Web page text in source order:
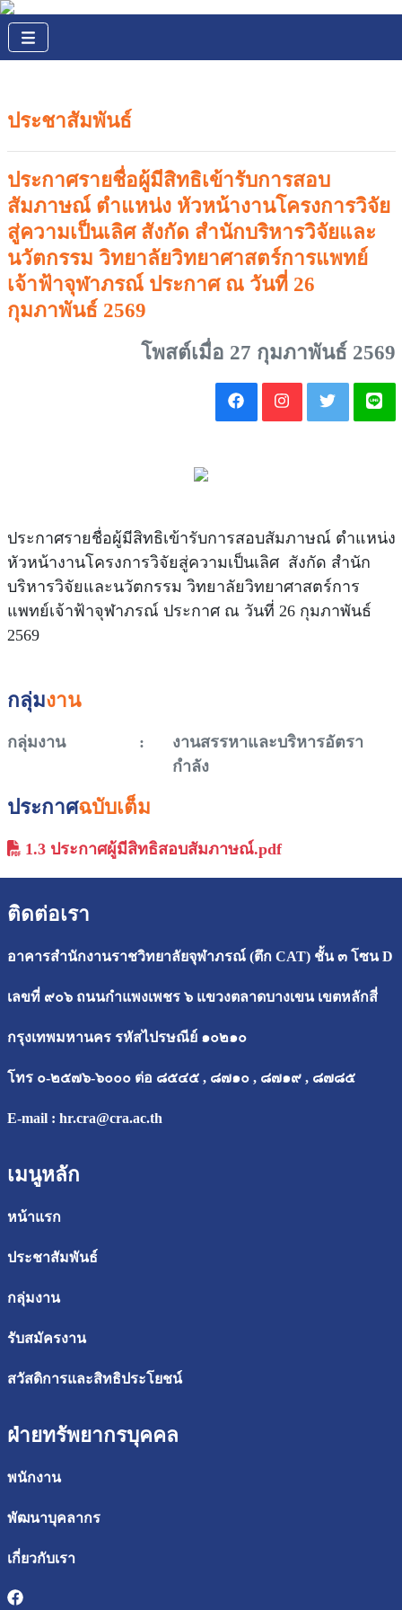
ประชาสัมพันธ์
ประกาศรายชื่อผู้มีสิทธิเข้ารับการสอบ
สัมภาษณ์ ตำแหน่ง หัวหน้างานโครงการวิจัย
สู่ความเป็นเลิศ สังกัด สำนักบริหารวิจัยและ
นวัตกรรม วิทยาลัยวิทยาศาสตร์การแพทย์
เจ้าฟ้าจุฬาภรณ์ ประกาศ ณ วันที่ 26
กุมภาพันธ์ 2569
โพสต์เมื่อ 27 กุมภาพันธ์ 2569
ประกาศรายชื่อผู้มีสิทธิเข้ารับการสอบสัมภาษณ์ ตำแหน่ง
หัวหน้างานโครงการวิจัยสู่ความเป็นเลิศ สังกัด สำนัก
บริหารวิจัยและนวัตกรรม วิทยาลัยวิทยาศาสตร์การ
แพทย์เจ้าฟ้าจุฬาภรณ์ ประกาศ ณ วันที่ 26 กุมภาพันธ์
2569
กลุ่มงาน
กลุ่มงาน :
งานสรรหาและบริหารอัตรา
กำลัง
ประกาศฉบับเต็ม
1.3 ประกาศผู้มีสิทธิสอบสัมภาษณ์.pdf
ติดต่อเรา
อาคารสำนักงานราชวิทยาลัยจุฬาภรณ์ (ตึก CAT) ชั้น ๓ โซน D
เลขที่ ๙๐๖ ถนนกำแพงเพชร ๖ แขวงตลาดบางเขน เขตหลักสี่
กรุงเทพมหานคร รหัสไปรษณีย์ ๑๐๒๑๐
โทร ๐-๒๕๗๖-๖๐๐๐ ต่อ ๘๕๔๕ , ๘๗๑๐ , ๘๗๑๙ , ๘๗๘๕
E-mail : hr.cra@cra.ac.th
เมนูหลัก
หน้าแรก
ประชาสัมพันธ์
กลุ่มงาน
รับสมัครงาน
สวัสดิการและสิทธิประโยชน์
ฝ่ายทรัพยากรบุคคล
พนักงาน
พัฒนาบุคลากร
เกี่ยวกับเรา